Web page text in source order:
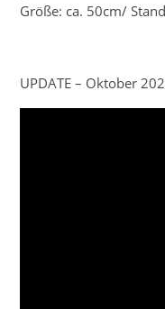
Größe: ca. 50cm/
UPDATE – Oktober